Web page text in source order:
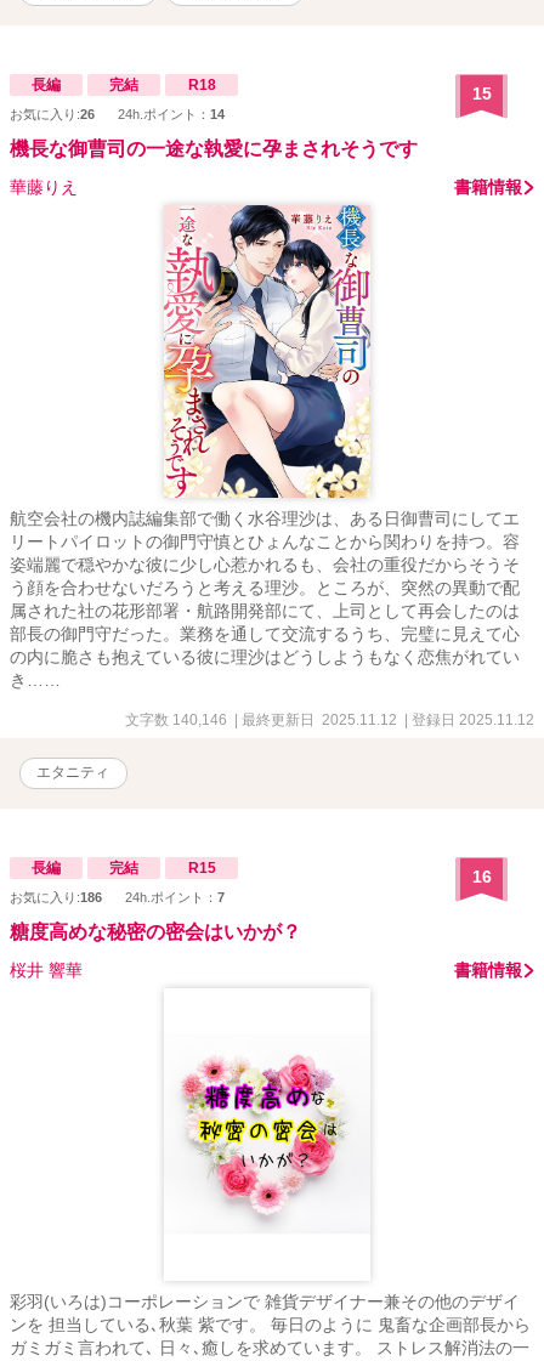
する場合がございます。 ○素人が趣味で書いている無料小説です。ヒ
長編 完結 R18
お気に入り:26 24h.ポイント： 14
15
機長な御曹司の一途な執愛に孕まされそうです
華藤りえ 書籍情報
航空会社の機内誌編集部で働く水谷理沙は、ある日御曹司にしてエ
リートパイロットの御門守慎とひょんなことから関わりを持つ。容
姿端麗で穏やかな彼に少し心惹かれるも、会社の重役だからそうそ
う顔を合わせないだろうと考える理沙。ところが、突然の異動で配
属された社の花形部署・航路開発部にて、上司として再会したのは
部長の御門守だった。業務を通して交流するうち、完璧に見えて心
の内に脆さも抱えている彼に理沙はどうしようもなく恋焦がれてい
き……
文字数 140,146 | 最終更新日 2025.11.12 | 登録日 2025.11.12
エタニティ
長編 完結 R15
お気に入り:186 24h.ポイント： 7
16
糖度高めな秘密の密会はいかが？
桜井 響華 書籍情報
彩羽(いろは)コーポレーションで 雑貨デザイナー兼その他のデザイ
ンを 担当している､秋葉 紫です。 毎日のように 鬼畜な企画部長から
ガミガミ言われて､ 日々､癒しを求めています。 ストレス解消法の一